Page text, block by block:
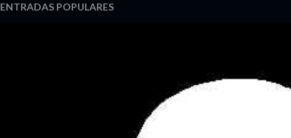
ENTRADAS POPULARES